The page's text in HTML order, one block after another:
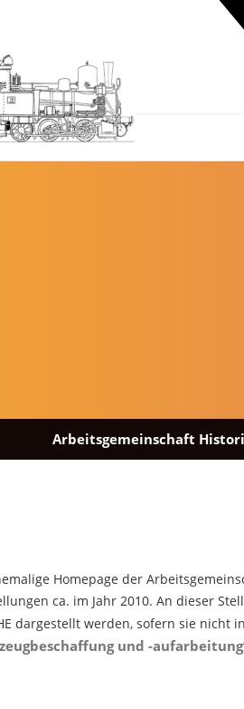
Arbeitsgemeinschaft
Homepage der
ca. im Jahr 2010. An dieser
dargestellt werden, sofern sie nicht
und -aufarbeitung